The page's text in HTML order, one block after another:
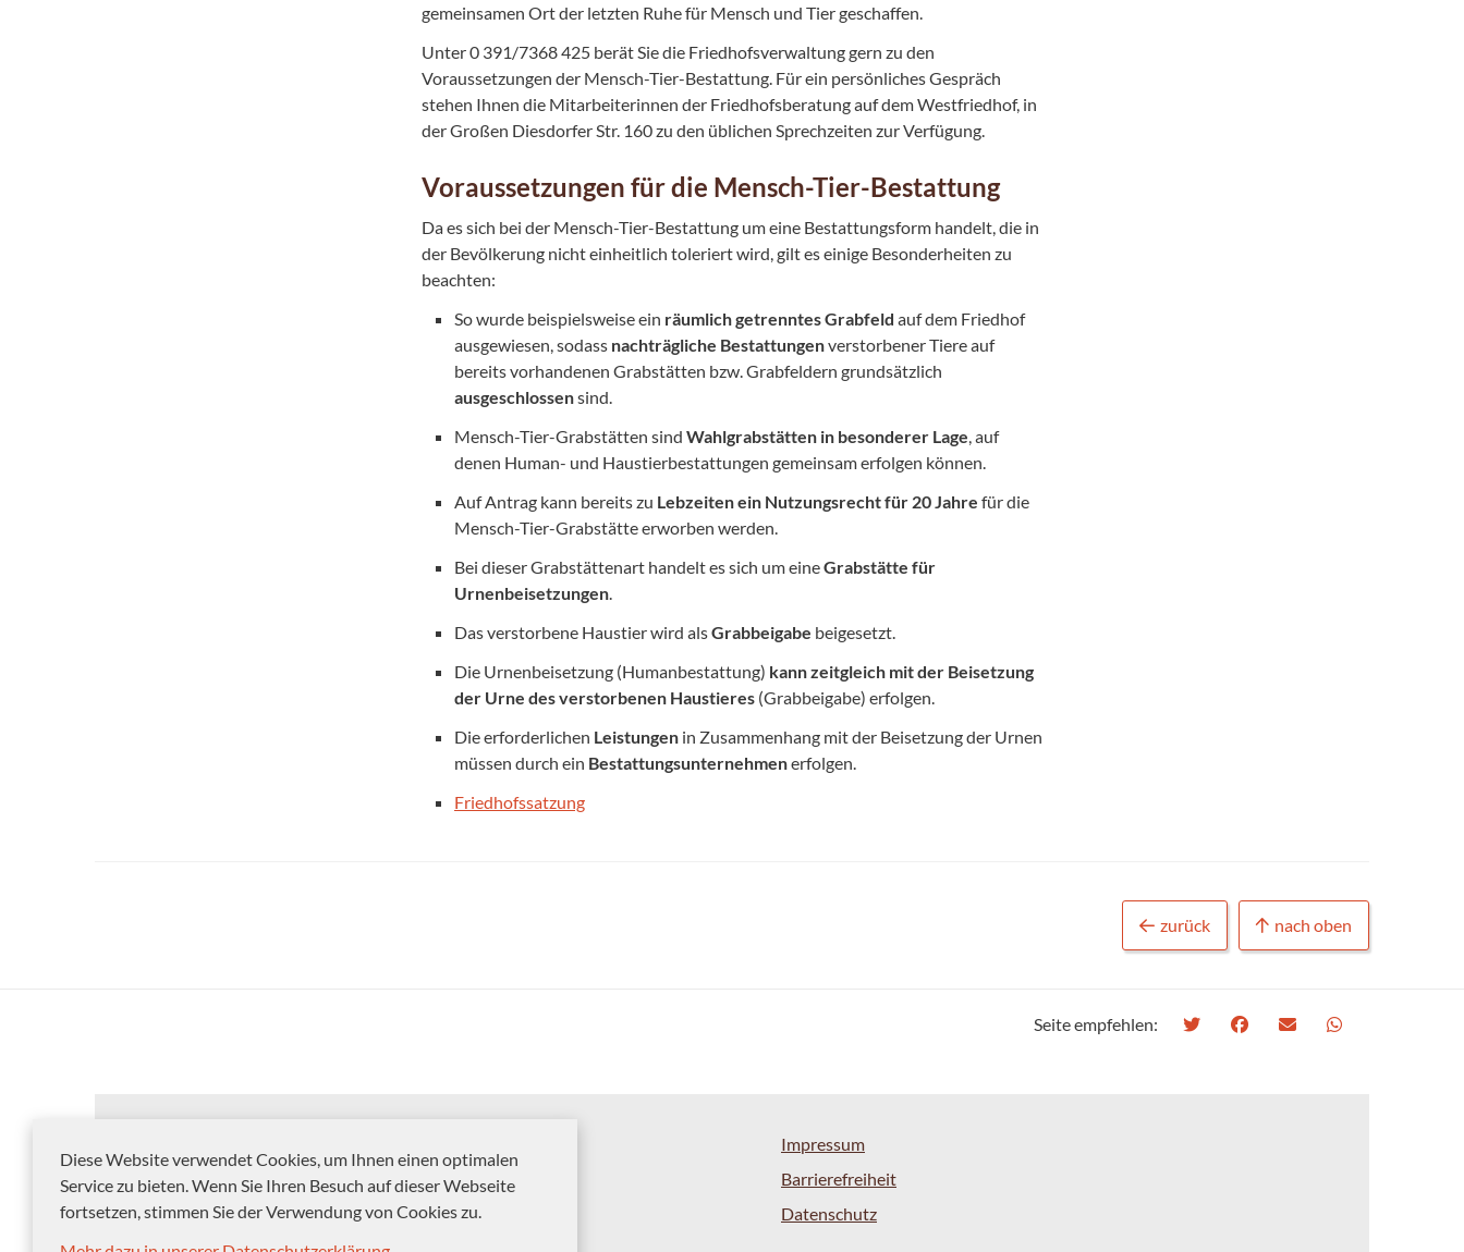
Diese Website verwendet Cookies, um Ihnen einen optimalen
Service zu bieten. Wenn Sie Ihren Besuch auf dieser Webseite
fortsetzen, stimmen Sie der Verwendung von Cookies zu.
gemeinsamen Ort der letzten Ruhe für Mensch und Tier geschaffen.
Unter 0 391/7368 425 berät Sie die Friedhofsverwaltung gern zu den
Voraussetzungen der Mensch-Tier-Bestattung. Für ein persönliches Gespräch
stehen Ihnen die Mitarbeiterinnen der Friedhofsberatung auf dem Westfriedhof, in
der Großen Diesdorfer Str. 160 zu den üblichen Sprechzeiten zur Verfügung.
Voraussetzungen für die Mensch-Tier-Bestattung
Da es sich bei der Mensch-Tier-Bestattung um eine Bestattungsform handelt, die in
der Bevölkerung nicht einheitlich toleriert wird, gilt es einige Besonderheiten zu
beachten:
So wurde beispielsweise ein räumlich getrenntes Grabfeld auf dem Friedhof
ausgewiesen, sodass nachträgliche Bestattungenverstorbener Tiere auf
bereits vorhandenen Grabstätten bzw. Grabfeldern grundsätzlich
ausgeschlossensind.
Mensch-Tier-Grabstätten sind Wahlgrabstätten in besonderer Lage , auf
denen Human- und Haustierbestattungen gemeinsam erfolgen können.
Auf Antrag kann bereits zu Lebzeiten ein Nutzungsrecht für 20 Jahre für die
Mensch-Tier-Grabstätte erworben werden.
Bei dieser Grabstättenart handelt es sich um eineGrabstätte für
Urnenbeisetzungen
Das verstorbene Haustier wird alsGrabbeigabe beigesetzt.
Die Urnenbeisetzung (Humanbestattung) kann zeitgleich mit der Beisetzung
der Urne des verstorbenen Haustieres (Grabbeigabe) erfolgen.
Die erforderlichen Leistungen in Zusammenhang mit der Beisetzung der Urnen
müssen durch ein Bestattungsunternehmenerfolgen.
Friedhofssatzung
zurück nach oben
Seite empfehlen:
Impressum
Barrierefreiheit
Datenschutz